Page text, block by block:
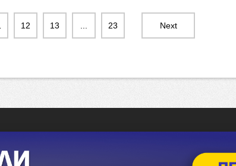
12 13 23 Next